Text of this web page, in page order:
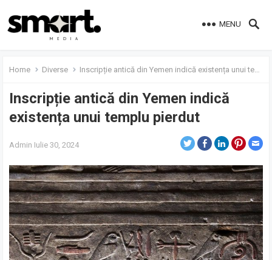
MENU
Home Diverse Inscripție antică din Yemen indică existența unui templu pierdut
Inscripție antică din Yemen indică
existența unui templu pierdut
Admin Iulie 30, 2024